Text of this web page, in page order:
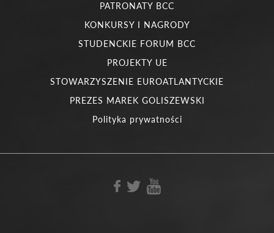
PATRONATY BCC
KONKURSY I NAGRODY
STUDENCKIE FORUM BCC
PROJEKTY UE
STOWARZYSZENIE EUROATLANTYCKIE
PREZES MAREK GOLISZEWSKI
Polityka prywatności